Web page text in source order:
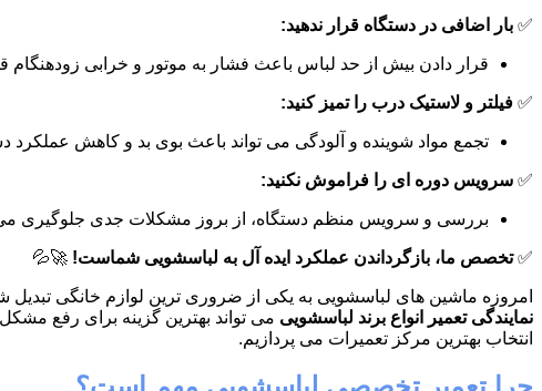
✅ بار اضافی در دستگاه قرار ندهید:
قرار دادن بیش از حد لباس باعث فشار به موتور و خرابی
✅ فیلتر و لاستیک درب را تمیز کنید:
تجمع مواد شوینده و آلودگی می تواند باعث بوی بد و کاهش عملکرد
✅ سرویس دوره ای را فراموش نکنید:
بررسی و سرویس منظم دستگاه، از بروز مشکلات جدی جلوگیری
✅تخصص ما، بازگرداندن عملکرد ایده آل به لباسشویی شماست! 🚀💦
امروزه ماشین های لباسشویی به یکی از ضروری ترین لوازم خانگی تبدیل
نمایندگی تعمیر انواع برند لباسشویی می تواند بهترین گزینه برای رفع
انتخاب بهترین مرکز تعمیرات می پردازیم.